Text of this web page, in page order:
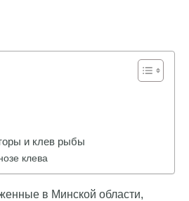
и клев рыбы
клева
в Минской области,